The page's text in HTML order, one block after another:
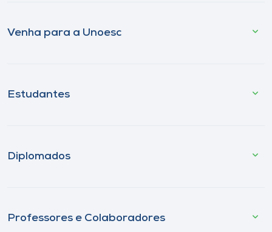
Venha para a Unoesc
Estudantes
Diplomados
Professores e Colaboradores